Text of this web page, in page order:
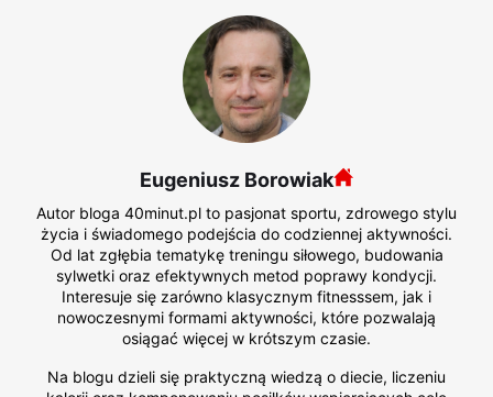
Eugeniusz Borowiak
Autor bloga 40minut.pl to pasjonat sportu, zdrowego stylu
życia i świadomego podejścia do codziennej aktywności.
Od lat zgłębia tematykę treningu siłowego, budowania
sylwetki oraz efektywnych metod poprawy kondycji.
Interesuje się zarówno klasycznym fitnesssem, jak i
nowoczesnymi formami aktywności, które pozwalają
osiągać więcej w krótszym czasie.
Na blogu dzieli się praktyczną wiedzą o diecie, liczeniu